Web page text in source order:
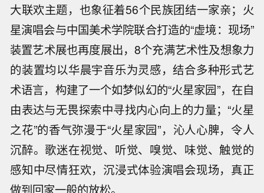
大联欢主题，也象征着56个民族团结一家亲；火
星演唱会与中国美术学院联合打造的“虚境：现场”
装置艺术展也再度展出，8个充满艺术性及想象力
的装置均以华晨宇音乐为灵感，结合多种形式艺
术语言，构建了一个如梦似幻的“火星家园”，在自
由表达与无畏探索中寻找内心向上的力量；“火星
之花”的香气弥漫于“火星家园”，沁人心脾，令人
沉醉。歌迷在视觉、听觉、嗅觉、味觉、触觉的
感知中尽情狂欢，沉浸式体验演唱会现场，真正
做到回家一般的放松。